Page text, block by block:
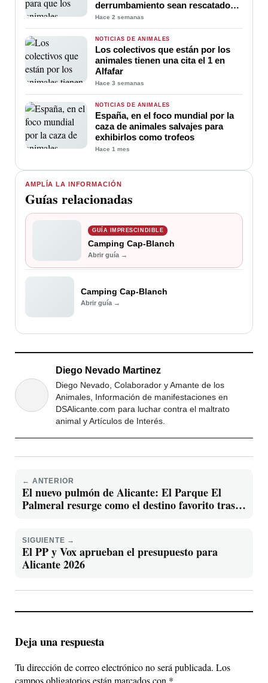
AMPLÍA LA INFORMACIÓN
Guías relacionadas
GUÍA IMPRESCINDIBLE
Camping Cap-Blanch
Abrir guía →
Camping Cap-Blanch
Abrir guía →
derrumbamiento sean rescatados
con urgencia
Hace 2 semanas
NOTICIAS DE ANIMALES
Los colectivos que están por los
animales tienen una cita el 1 en
Alfafar
Hace 3 semanas
NOTICIAS DE ANIMALES
España, en el foco mundial por la
caza de animales salvajes para
exhibirlos como trofeos
Hace 1 mes
Diego Nevado Martinez
Diego Nevado, Colaborador y Amante de los
Animales, Información de manifestaciones en
DSAlicante.com para luchar contra el maltrato
animal y Artículos de Interés.
← ANTERIOR
El nuevo pulmón de Alicante: El Parque El
Palmeral resurge como el destino favorito tras
SIGUIENTE →
El PP y Vox aprueban el presupuesto para
Alicante 2026
Deja una respuesta
Tu dirección de correo electrónico no será publicada. Los
campos obligatorios están marcados con *